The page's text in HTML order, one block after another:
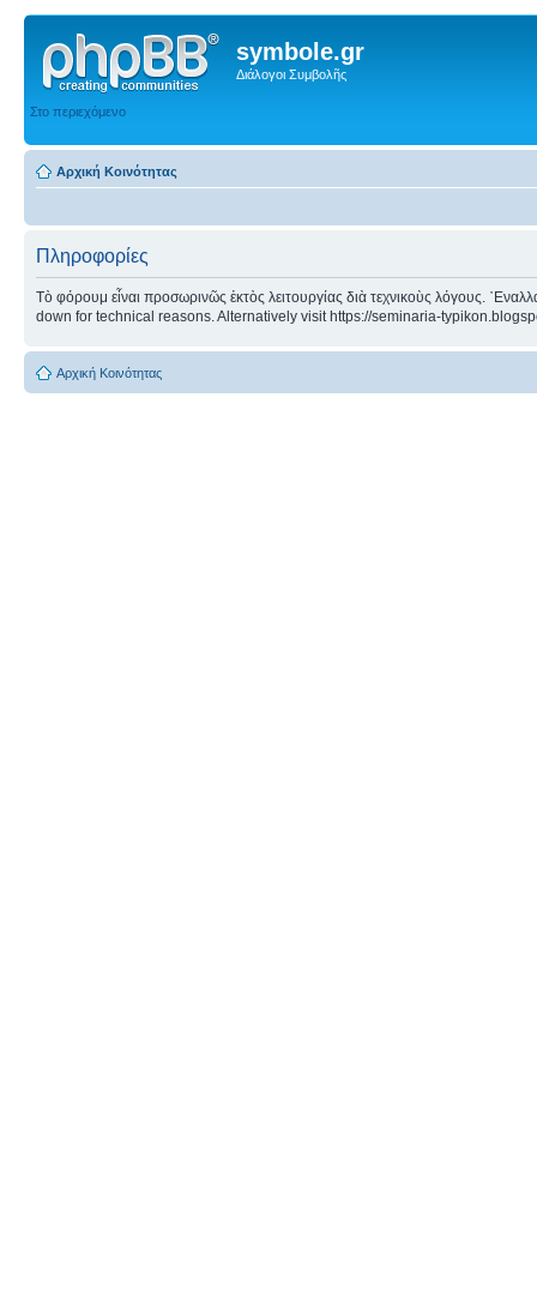
symbole.gr
Διάλογοι Συμβολῆς
Στο περιεχόμενο
Αρχική Κοινότητας
Πληροφορίες
Τὸ φόρουμ εἶναι προσωρινῶς ἐκτὸς λειτουργίας διὰ τεχνικοὺς λόγους.
down for technical reasons. Alternatively visit https://seminaria-
Αρχική Κοινότητας